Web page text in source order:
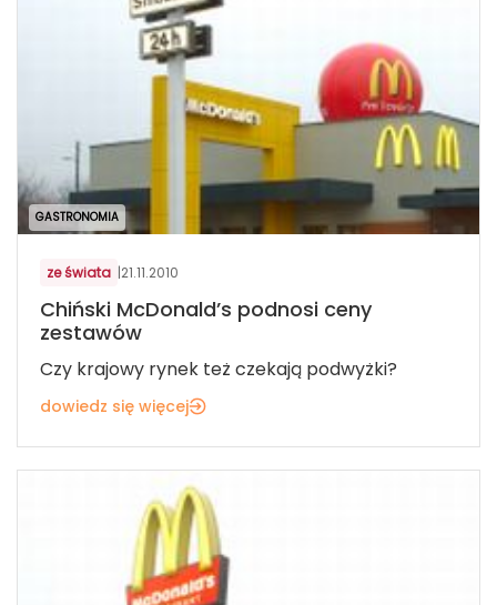
GASTRONOMIA
ze świata |21.11.2010
Chiński McDonald’s podnosi ceny
zestawów
Czy krajowy rynek też czekają podwyżki?
dowiedz się więcej